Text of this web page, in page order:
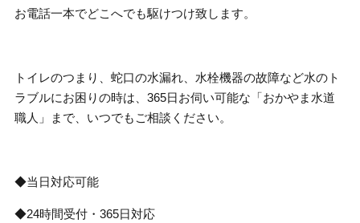
お電話一本でどこへでも駆けつけ致します。
トイレのつまり、蛇口の水漏れ、水栓機器の故障など水のト
ラブルにお困りの時は、365日お伺い可能な「おかやま水道
職人」まで、いつでもご相談ください。
◆当日対応可能
◆24時間受付・365日対応